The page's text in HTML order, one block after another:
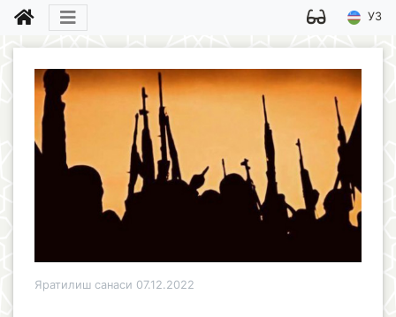
УЗ
Яратилиш санаси 07.12.2022